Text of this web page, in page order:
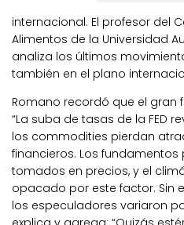
internacional. El profesor del
Alimentos de la Universidad
analiza los últimos
también en el plano
Romano recordó que el gran
“La suba de tasas de la FED
los commodities pierdan
financieros. Los
tomados en precios, y el
opacado por este factor. Sin
los especuladores variaron